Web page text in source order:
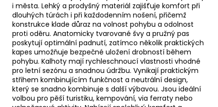
i města. Lehký a prodyšný materiál zajišťuje komfort při
dlouhých túrách i při každodenním nošení, přičemž
konstrukce klade důraz na volnost pohybu a odolnost
proti oděru. Anatomicky tvarované švy a pružný pas
poskytují optimální padnutí, zatímco několik praktických
kapes umožňuje bezpečné uložení drobností během
pohybu. Kalhoty mají rychleschnoucí vlastnosti vhodné
pro letní sezónu a snadnou údržbu. Vynikají praktickým
střihem kombinujícím funkčnost a neutrální design,
který se snadno kombinuje s další výbavou. Jsou ideální
volbou pro pěší turistiku, kempování, via ferraty nebo